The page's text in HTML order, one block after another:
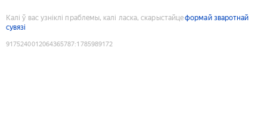
Калі ў вас узніклі праблемы, калі ласка, скарыстайцеформай зваротнай
сувязі
9175240012064365787:1785989172